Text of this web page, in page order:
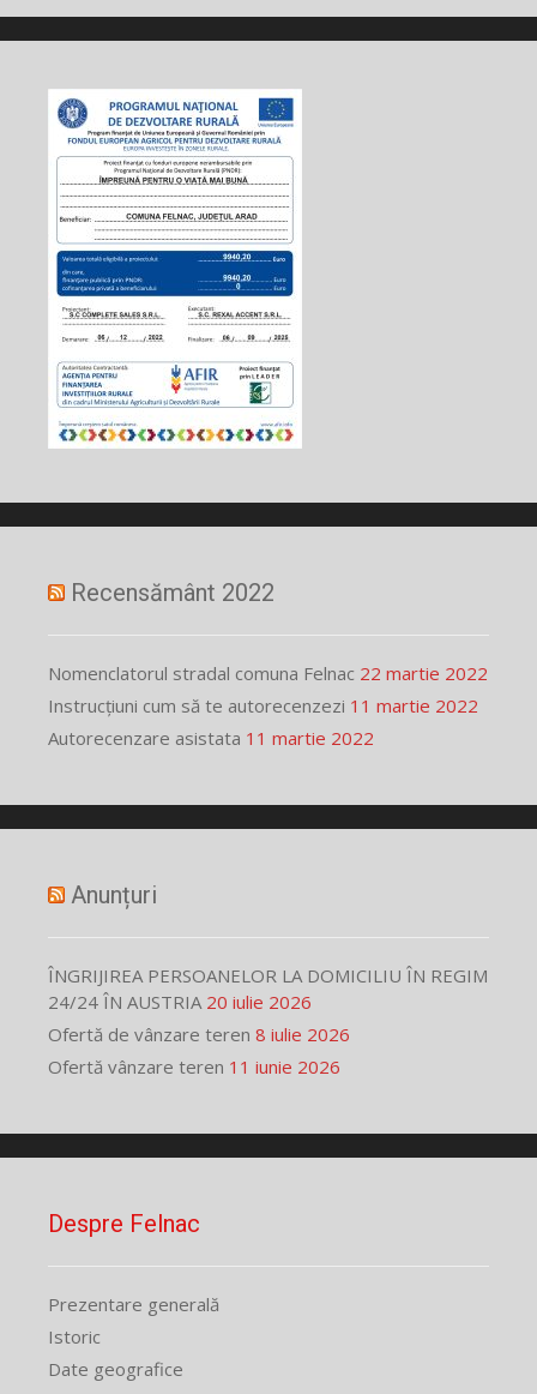
Recensământ 2022
Nomenclatorul stradal comuna Felnac 22 martie 2022
Instrucțiuni cum să te autorecenzezi 11 martie 2022
Autorecenzare asistata 11 martie 2022
Anunțuri
ÎNGRIJIREA PERSOANELOR LA DOMICILIU ÎN REGIM
24/24 ÎN AUSTRIA 20 iulie 2026
Ofertă de vânzare teren 8 iulie 2026
Ofertă vânzare teren 11 iunie 2026
Despre Felnac
Prezentare generală
Istoric
Date geografice